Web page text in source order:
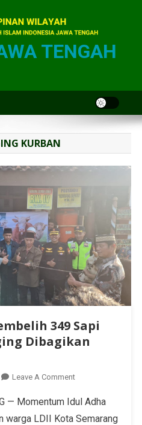
TENGAH
KURBAN
349 Sapi
Dibagikan
Leave A Comment
— Momentum Idul Adha
warga LDII Kota Semarang